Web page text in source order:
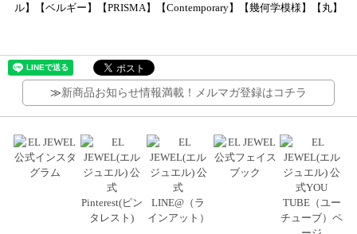
ル】【ベルギー】【PRISMA】【Contemporary】【幾何学模様】【丸】
≫新商品お知らせ情報満載！メルマガ登録はコチラ